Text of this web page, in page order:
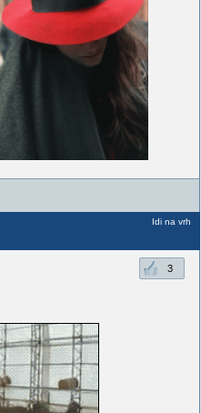
Idi na vrh
3